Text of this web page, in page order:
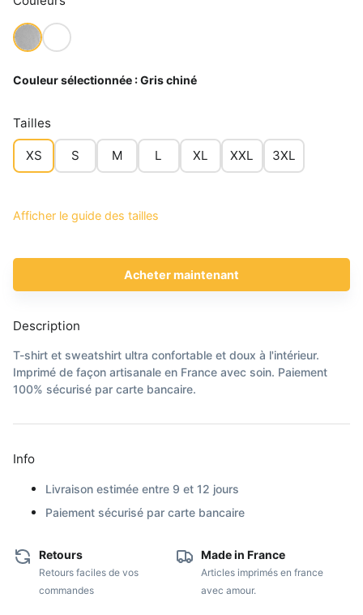
Couleur sélectionnée :Gris chiné
Tailles
XS S M L XL XXL 3XL
Afficher le guide des tailles
Acheter maintenant
Description
T-shirt et sweatshirt ultra confortable et doux à l'intérieur.
Imprimé de façon artisanale en France avec soin. Paiement
100% sécurisé par carte bancaire.
Info
Livraison estimée entre 9 et 12 jours
Paiement sécurisé par carte bancaire
Retours
Retours faciles de vos
commandes
Made in France
Articles imprimés en france
avec amour.